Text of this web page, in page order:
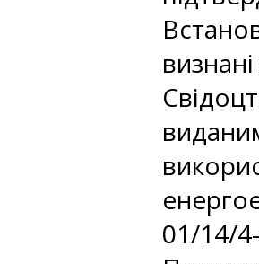
01/14/